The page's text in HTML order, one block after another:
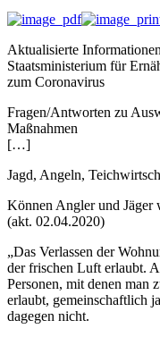
Aktualisierte
Staatsministerium für
zum Coronavirus
Fragen/Antworten zu
Maßnahmen
[…]
Jagd, Angeln,
Können Angler und Jäger
(akt. 02.04.2020)
„Das Verlassen der
der frischen Luft erlaubt.
Personen, mit denen man
erlaubt, gemeinschaftlich
dagegen nicht.